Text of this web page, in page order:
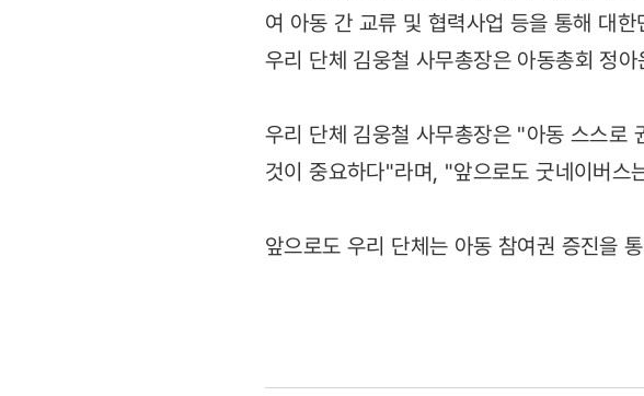
여 아동 간 교류 및 협력사업 등을 통해 대
우리 단체 김웅철 사무총장은 아동총회 정
우리 단체 김웅철 사무총장은 "아동 스스로
것이 중요하다"라며, "앞으로도 굿네이버스
앞으로도 우리 단체는 아동 참여권 증진을